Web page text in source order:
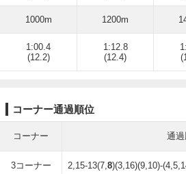
1000m 1200m
1:00.4
(12.2)
1:12.8
(12.4)
コーナー通過順位
コーナー 通
3コーナー 2,15-13(7,8)(3,16)(9,10)-